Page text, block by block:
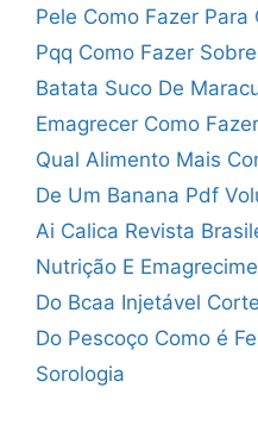
Pele Como Fazer Para
Pqq Como Fazer
Batata Suco De
Emagrecer Como
Qual Alimento Mais
De Um Banana Pdf
Ai Calica Revista
Nutrição E
Do Bcaa Injetável
Do Pescoço Como é
Sorologia